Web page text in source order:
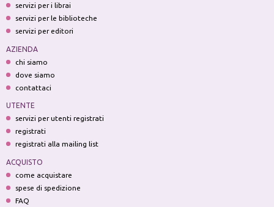
servizi per i librai
servizi per le biblioteche
servizi per editori
AZIENDA
chi siamo
dove siamo
contattaci
UTENTE
servizi per utenti registrati
registrati
registrati alla mailing list
ACQUISTO
come acquistare
spese di spedizione
FAQ